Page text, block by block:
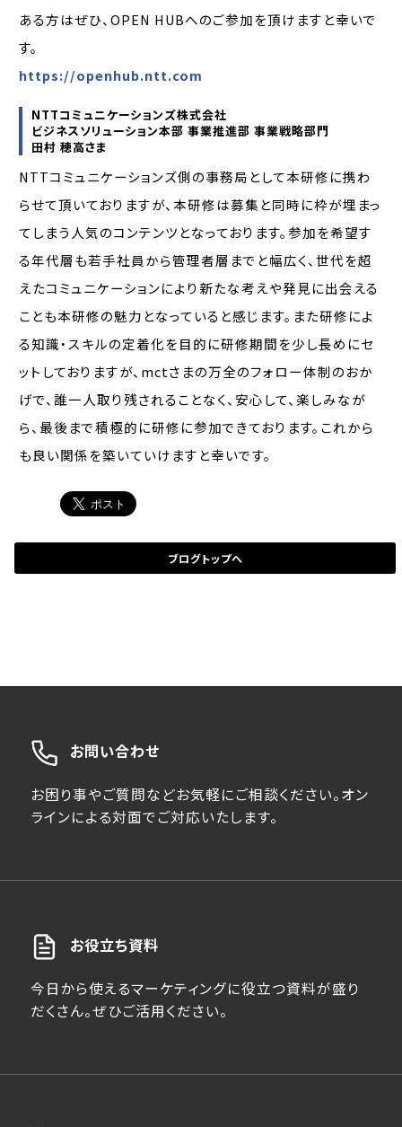
ある方はぜひ、OPEN HUBへのご参加を頂けますと幸いで
す。
https://openhub.ntt.com
NTTコミュニケーションズ株式会社
ビジネスソリューション本部 事業推進部 事業戦略部門
田村 穂高さま
NTTコミュニケーションズ側の事務局として本研修に携わ
らせて頂いておりますが、本研修は募集と同時に枠が埋まっ
てしまう人気のコンテンツとなっております。参加を希望す
る年代層も若手社員から管理者層までと幅広く、世代を超
えたコミュニケーションにより新たな考えや発見に出会える
ことも本研修の魅力となっていると感じます。また研修によ
る知識・スキルの定着化を目的に研修期間を少し長めにセ
ットしておりますが、mctさまの万全のフォロー体制のおか
げで、誰一人取り残されることなく、安心して、楽しみなが
ら、最後まで積極的に研修に参加できております。これから
も良い関係を築いていけますと幸いです。
ブログトップへ
お問い合わせ
お困り事やご質問などお気軽にご相談ください。オン
ラインによる対面でご対応いたします。
お役立ち資料
今日から使えるマーケティングに役立つ資料が盛り
だくさん。ぜひご活用ください。